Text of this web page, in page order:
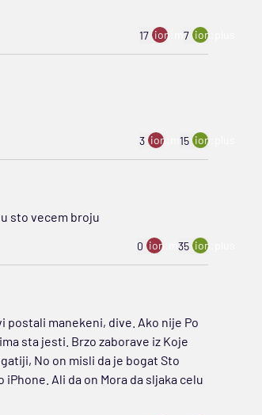
17 ion:minus
7 ion:plus
3 ion:minus
15 ion:plus
sto vecem broju
0 ion:minus
35 ion:plus
postali manekeni, dive. Ako nije Po
sta jesti. Brzo zaborave iz Koje
No on misli da je bogat Sto
Ali da on Mora da sljaka celu